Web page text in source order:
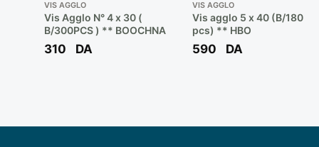
VIS AGGLO
Vis Agglo N° 4 x 30 (
B/300PCS ) ** BOOCHNA
310 DA
VIS AGGLO
Vis agglo 5 x 40 (B/180
pcs) ** HBO
590 DA